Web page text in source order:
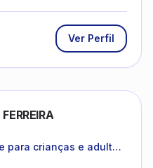
Ver Perfil
para crianças e adultos